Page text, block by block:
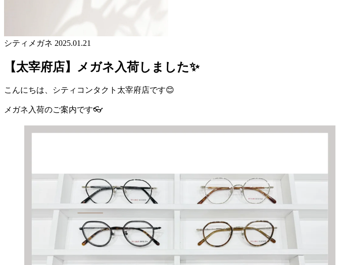
シティメガネ 2025.01.21
【太宰府店】メガネ入荷しました✨
こんにちは、シティコンタクト太宰府店です😊
メガネ入荷のご案内です👓